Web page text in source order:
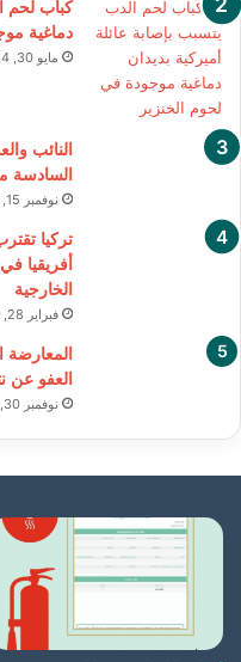
كباب لحم
دماغية
مايو 30, 2024
النائب
السادسة
نوفمبر 15, 2025
الخارجية
فبراير 28, 2025
العفو عن
نوفمبر 30, 2025